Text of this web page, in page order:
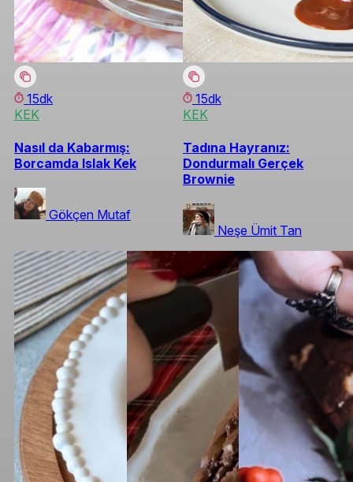
15dk
KEK
Nasıl da Kabarmış:
Borcamda Islak Kek
Gökçen Mutaf
15dk
KEK
Tadına Hayranız:
Dondurmalı Gerçek
Brownie
Neşe Ümit Tan